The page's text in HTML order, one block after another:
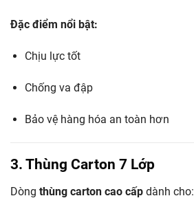
Đặc điểm nổi bật:
Chịu lực tốt
Chống va đập
Bảo vệ hàng hóa an toàn hơn
3. Thùng Carton 7 Lớp
Dòng thùng carton cao cấp dành cho: